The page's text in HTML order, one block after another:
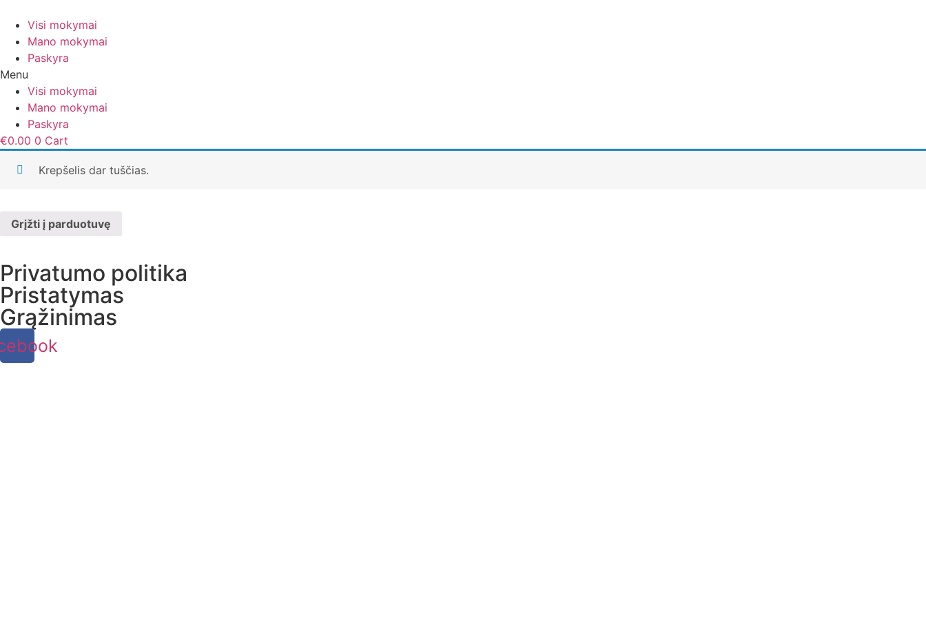
prie
turinio
Visi mokymai
Mano mokymai
Paskyra
Menu
Visi mokymai
Mano mokymai
Paskyra
€0.00 0 Cart
Krepšelis dar tuščias.
Grįžti į parduotuvę
Privatumo politika
Pristatymas
Grąžinimas